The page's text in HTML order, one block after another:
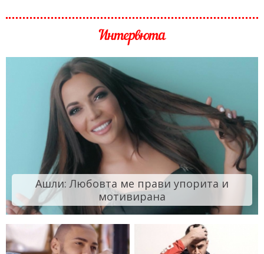
Интервюта
Ашли: Любовта ме прави упорита и
мотивирана